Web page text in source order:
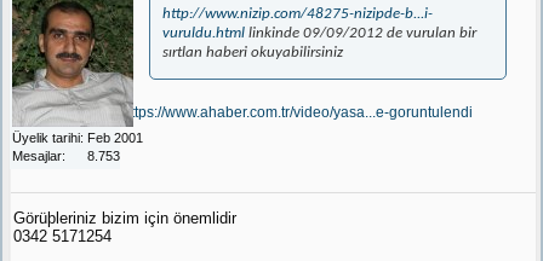
Üyelik tarihi Feb 2001
Mesajlar
8.753
http://www.nizip.com/48275-nizipde-b...i-
vuruldu.htmllinkinde 09/09/2012 de vurulan bir
sırtlan haberi okuyabilirsiniz
https://www.ahaber.com.tr/video/yasa...e-goruntulendi
Görüþleriniz bizim için önemlidir
0342 5171254